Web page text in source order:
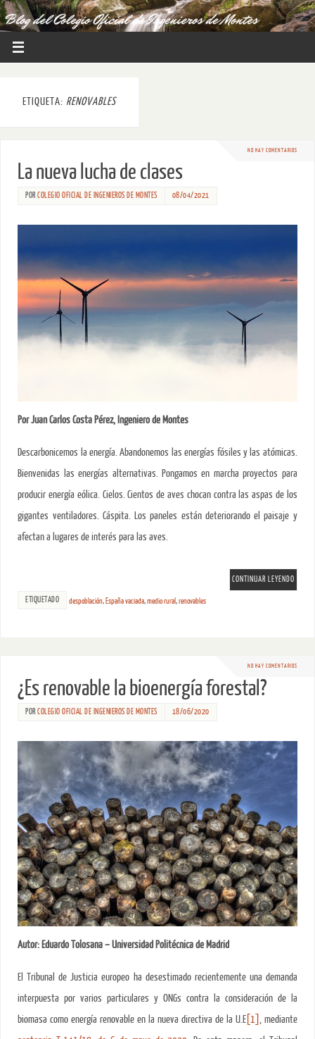
ETIQUETA: RENOVABLES
NO HAY COMENTARIOS
La nueva lucha de clases
PORCOLEGIO OFICIAL DE INGENIEROS DE MONTES 08/04/2021
Por Juan Carlos Costa Pérez, Ingeniero de Montes
Descarbonicemos la energía. Abandonemos las energías fósiles y las atómicas.
Bienvenidas las energías alternativas. Pongamos en marcha proyectos para
producir energía eólica. Cielos. Cientos de aves chocan contra las aspas de los
gigantes ventiladores. Cáspita. Los paneles están deteriorando el paisaje y
afectan a lugares de interés para las aves.
CONTINUAR LEYENDO
ETIQUETADO despoblación, España vaciada,medio rural,renovables
NO HAY COMENTARIOS
¿Es renovable la bioenergía forestal?
PORCOLEGIO OFICIAL DE INGENIEROS DE MONTES 18/06/2020
Autor: Eduardo Tolosana – Universidad Politécnica de Madrid
El Tribunal de Justicia europeo ha desestimado recientemente una demanda
interpuesta por varios particulares y ONGs contra la consideración de la
biomasa como energía renovable en la nueva directiva de la U.E[1] , mediante